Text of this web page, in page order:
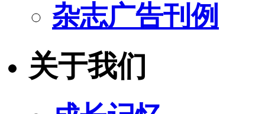
杂志广告刊例
关于我们